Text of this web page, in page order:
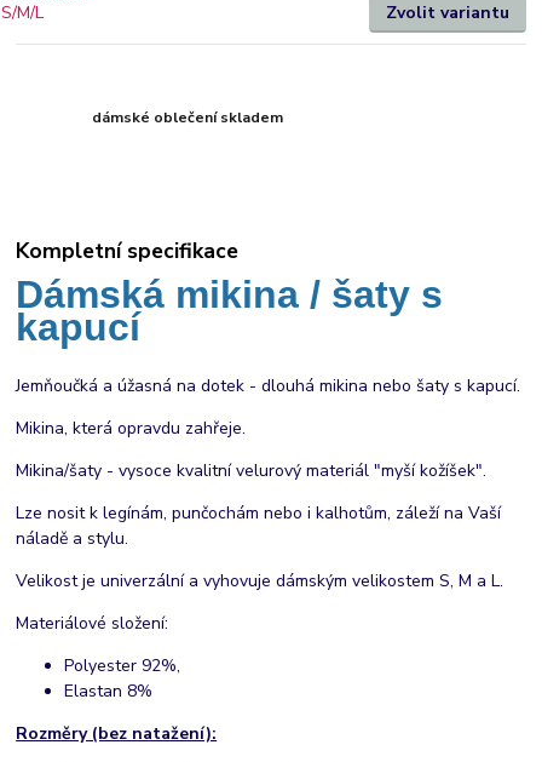
Zvolit variantu
dámské oblečení skladem
Kompletní specifikace
Dámská mikina / šaty s
kapucí
Jemňoučká a úžasná na dotek - dlouhá mikina nebo šaty s kapucí.
Mikina, která opravdu zahřeje.
Mikina/šaty - vysoce kvalitní velurový materiál "myší kožíšek".
Lze nosit k legínám, punčochám nebo i kalhotům, záleží na Vaší
náladě a stylu.
Velikost je univerzální a vyhovuje dámským velikostem S, M a L.
Materiálové složení:
Polyester 92%,
Elastan 8%
Rozměry (bez natažení):